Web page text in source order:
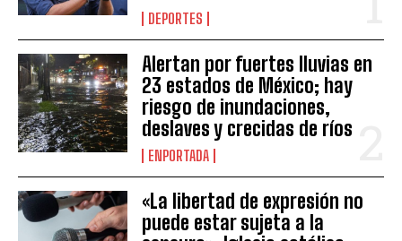
DEPORTES
Alertan por fuertes lluvias en
23 estados de México; hay
riesgo de inundaciones,
deslaves y crecidas de ríos
ENPORTADA
«La libertad de expresión no
puede estar sujeta a la